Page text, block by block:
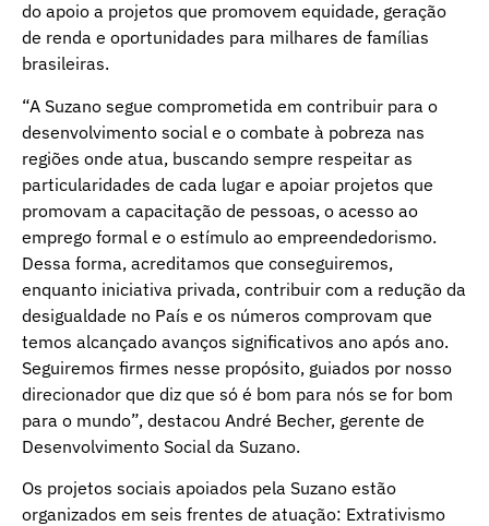
do apoio a projetos que promovem equidade, geração
de renda e oportunidades para milhares de famílias
brasileiras.
“A Suzano segue comprometida em contribuir para o
desenvolvimento social e o combate à pobreza nas
regiões onde atua, buscando sempre respeitar as
particularidades de cada lugar e apoiar projetos que
promovam a capacitação de pessoas, o acesso ao
emprego formal e o estímulo ao empreendedorismo.
Dessa forma, acreditamos que conseguiremos,
enquanto iniciativa privada, contribuir com a redução da
desigualdade no País e os números comprovam que
temos alcançado avanços significativos ano após ano.
Seguiremos firmes nesse propósito, guiados por nosso
direcionador que diz que só é bom para nós se for bom
para o mundo”, destacou André Becher, gerente de
Desenvolvimento Social da Suzano.
Os projetos sociais apoiados pela Suzano estão
organizados em seis frentes de atuação: Extrativismo